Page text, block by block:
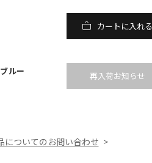
カートに入れる
ルー 再入荷お知らせ
についてのお問い合わせ